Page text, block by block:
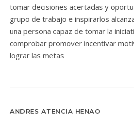
tomar decisiones acertadas y
grupo de trabajo e inspirarlos
una persona capaz de tomar la
comprobar promover incentivar
lograr las metas
ANDRES ATENCIA HENAO